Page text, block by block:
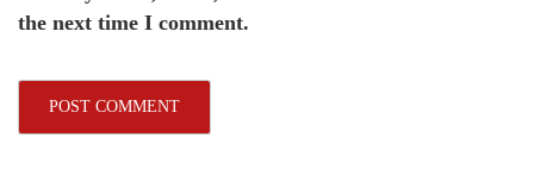
the next time I comment.